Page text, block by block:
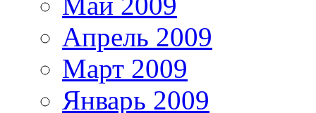
Апрель 2009
Март 2009
Январь 2009